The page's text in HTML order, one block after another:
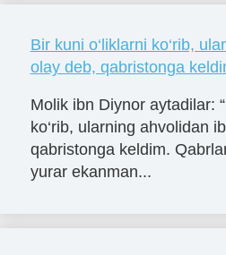
Bir kuni o‘liklarni ko‘rib,
olay deb, qabristonga
Molik ibn Diynor aytadilar:
ko‘rib, ularning ahvolidan
qabristonga keldim.
yurar ekanman...